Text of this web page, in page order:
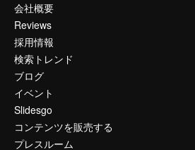
会社概要
Reviews
採用情報
検索トレンド
ブログ
イベント
Slidesgo
コンテンツを販売する
プレスルーム